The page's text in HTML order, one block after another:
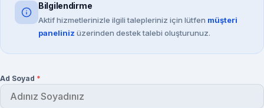
Bilgilendirme
Aktif hizmetlerinizle ilgili talepleriniz için lütfen müşteri
paneliniz üzerinden destek talebi oluşturunuz.
Ad Soyad *